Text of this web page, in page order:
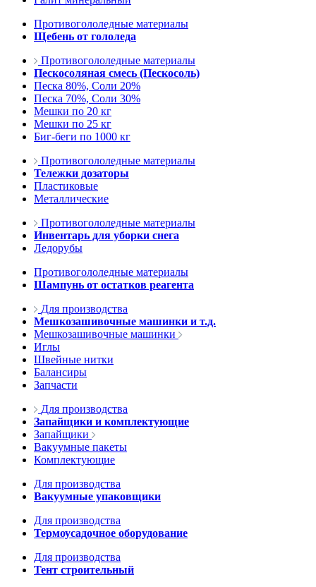
Противогололедные материалы
Щебень от гололеда
Противогололедные материалы
Пескосоляная смесь (Пескосоль)
Песка 80%, Соли 20%
Песка 70%, Соли 30%
Мешки по 20 кг
Мешки по 25 кг
Биг-беги по 1000 кг
Противогололедные материалы
Тележки дозаторы
Пластиковые
Металлические
Противогололедные материалы
Инвентарь для уборки снега
Ледорубы
Противогололедные материалы
Шампунь от остатков реагента
Для производства
Мешкозашивочные машинки и т.д.
Мешкозашивочные машинки
Иглы
Швейные нитки
Балансиры
Запчасти
Для производства
Запайщики и комплектующие
Запайщики
Вакуумные пакеты
Комплектующие
Для производства
Вакуумные упаковщики
Для производства
Термоусадочное оборудование
Для производства
Тент строительный